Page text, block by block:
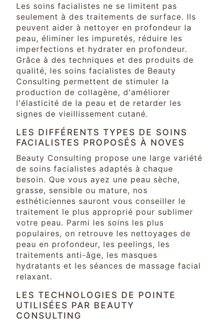
Les soins facialistes ne se limitent pas
seulement à des traitements de surface. Ils
peuvent aider à nettoyer en profondeur la
peau, éliminer les impuretés, réduire les
imperfections et hydrater en profondeur.
Grâce à des techniques et des produits de
qualité, les soins facialistes de Beauty
Consulting permettent de stimuler la
production de collagène, d'améliorer
l'élasticité de la peau et de retarder les
signes de vieillissement cutané.
LES DIFFÉRENTS TYPES DE SOINS
FACIALISTES PROPOSÉS À NOVES
Beauty Consulting propose une large variété
de soins facialistes adaptés à chaque
besoin. Que vous ayez une peau sèche,
grasse, sensible ou mature, nos
esthéticiennes sauront vous conseiller le
traitement le plus approprié pour sublimer
votre peau. Parmi les soins les plus
populaires, on retrouve les nettoyages de
peau en profondeur, les peelings, les
traitements anti-âge, les masques
hydratants et les séances de massage facial
relaxant.
LES TECHNOLOGIES DE POINTE
UTILISÉES PAR BEAUTY
CONSULTING